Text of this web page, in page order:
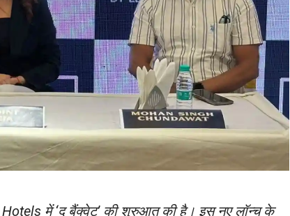
में ‘द बैंक्वेट’ की शुरुआत की है। इस नए लॉन्च के